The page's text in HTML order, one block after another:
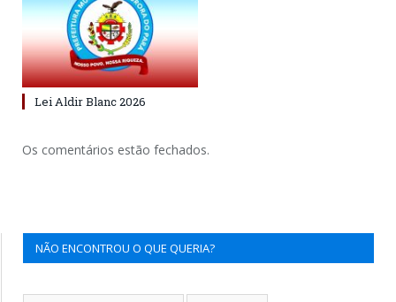
Lei Aldir Blanc 2026
Os comentários estão fechados.
NÃO ENCONTROU O QUE QUERIA?